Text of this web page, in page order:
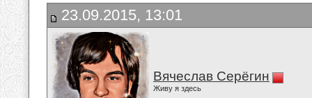
23.09.2015, 13:01
Вячеслав Серёгин
Живу я здесь